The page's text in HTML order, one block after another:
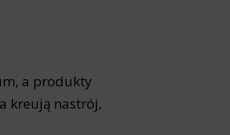
a produkty
kreują nastrój,